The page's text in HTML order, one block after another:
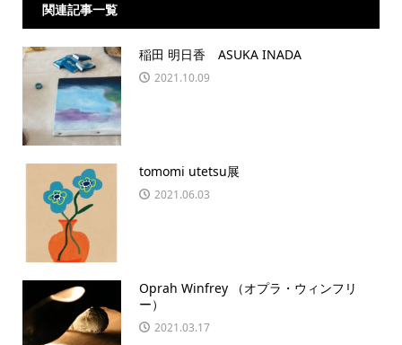
関連記事一覧
稲田 明日香 ASUKA INADA
2021.10.09
tomomi utetsu展
2021.06.03
Oprah Winfrey （オプラ・ウィンフリ
ー）
2021.03.17